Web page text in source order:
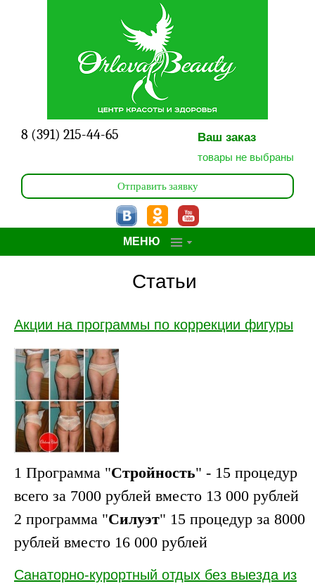
Главная
Услуги
Фото работ
Специалисты
Акции
Сертификаты
Записаться
8 (391) 215-44-65
Отправить заявку
Ваш заказ
товары не выбраны
МЕНЮ
Статьи
Акции на программы по коррекции фигуры
1 Программа "Стройность" - 15 процедур
всего за 7000 рублей вместо 13 000 рублей
2 программа "Силуэт" 15 процедур за 8000
рублей вместо 16 000 рублей
Санаторно-курортный отдых без выезда из